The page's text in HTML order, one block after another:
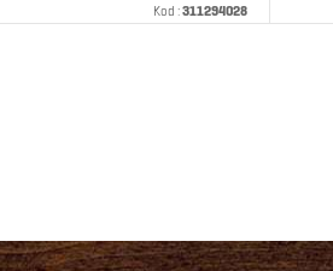
Kod :311294028